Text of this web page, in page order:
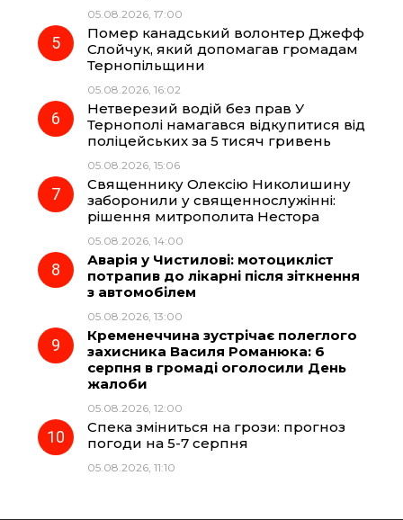
05.08.2026, 17:00
Помер канадський волонтер Джефф
Слойчук, який допомагав громадам
Тернопільщини
05.08.2026, 16:02
Нетверезий водій без прав У
Тернополі намагався відкупитися від
поліцейських за 5 тисяч гривень
05.08.2026, 15:06
Священнику Олексію Николишину
заборонили у священнослужінні:
рішення митрополита Нестора
05.08.2026, 14:00
Аварія у Чистилові: мотоцикліст
потрапив до лікарні після зіткнення
з автомобілем
05.08.2026, 13:00
Кременеччина зустрічає полеглого
захисника Василя Романюка: 6
серпня в громаді оголосили День
жалоби
05.08.2026, 12:00
Спека зміниться на грози: прогноз
погоди на 5-7 серпня
05.08.2026, 11:10